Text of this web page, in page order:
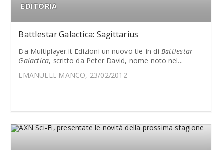
EDITORIA
Battlestar Galactica: Sagittarius
Da Multiplayer.it Edizioni un nuovo tie-in diBattlestar
Galactica, scritto da Peter David, nome noto nel...
EMANUELE MANCO, 23/02/2012